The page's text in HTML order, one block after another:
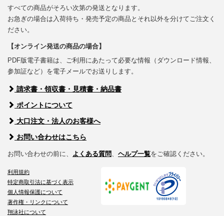
すべての商品がそろい次第の発送となります。
お急ぎの場合は入荷待ち・発売予定の商品とそれ以外を分けてご注文く
ださい。
【オンライン発送の商品の場合】
PDF版電子書籍は、ご利用にあたって必要な情報（ダウンロード情報、
参加証など）を電子メールでお送りします。
請求書・領収書・見積書・納品書
ポイントについて
大口注文・法人のお客様へ
お問い合わせはこちら
お問い合わせの前に、 よくある質問、 ヘルプ一覧をご確認ください。
利用規約
特定商取引法に基づく表示
個人情報保護について
著作権・リンクについて
翔泳社について